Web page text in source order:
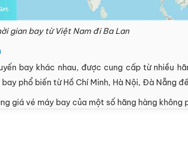
gian bay từ Việt Nam đi Ba Lan
bay khác nhau, được cung cấp từ nhiều
phổ biến từ Hồ Chí Minh, Hà Nội, Đà Nẵng
giá vé máy bay của một số hãng hàng không